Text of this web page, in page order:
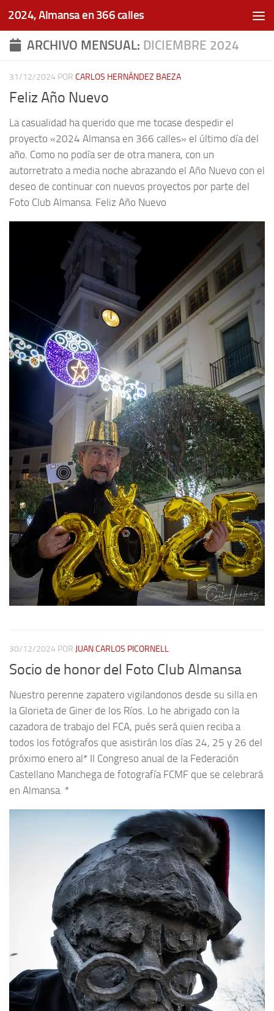
Saltar al contenido
2024, Almansa en 366 calles
ARCHIVO MENSUAL: DICIEMBRE 2024
31/12/2024 POR CARLOS HERNÁNDEZ BAEZA
Feliz Año Nuevo
La casualidad ha querido que me tocase despedir el
proyecto «2024 Almansa en 366 calles» el último día del
año. Como no podía ser de otra manera, con un
autorretrato a media noche abrazando el Año Nuevo con el
deseo de continuar con nuevos proyectos por parte del
Foto Club Almansa. Feliz Año Nuevo
30/12/2024 POR JUAN CARLOS PICORNELL
Socio de honor del Foto Club Almansa
Nuestro perenne zapatero vigilandonos desde su silla en
la Glorieta de Giner de los Ríos. Lo he abrigado con la
cazadora de trabajo del FCA, pués será quien reciba a
todos los fotógrafos que asistirán los días 24, 25 y 26 del
próximo enero al* II Congreso anual de la Federación
Castellano Manchega de fotografía FCMF que se celebrará
en Almansa. *